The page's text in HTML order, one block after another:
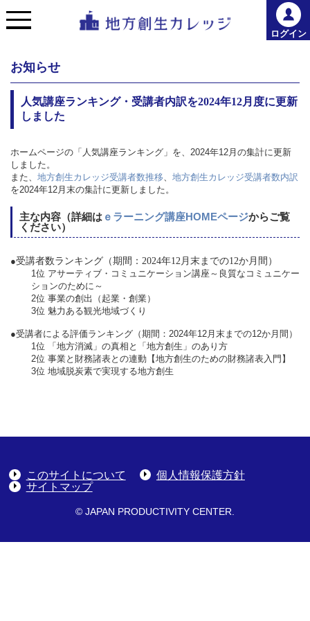
ログイン
お知らせ
人気講座ランキング・受講者内訳を2024年12月度に更新
しました
ホームページの「人気講座ランキング」を、2024年12月の集計に更新
しました。
また、 地方創生カレッジ受講者数推移、 地方創生カレッジ受講者数内訳
を2024年12月末の集計に更新しました。
主な内容（詳細は ｅラーニング講座HOMEページからご覧
ください）
●受講者数ランキング（期間： 2024年12月末までの12か月間）
1位 アサーティブ・コミュニケーション講座～良質なコミュニケー
ションのために～
2位 事業の創出（起業・創業）
3位 魅力ある観光地域づくり
●受講者による評価ランキング（期間：2024年12月末までの12か月間）
1位 「地方消滅」の真相と「地方創生」のあり方
2位 事業と財務諸表との連動【地方創生のための財務諸表入門】
3位 地域脱炭素で実現する地方創生
このサイトについて
個人情報保護方針
サイトマップ
© JAPAN PRODUCTIVITY CENTER.